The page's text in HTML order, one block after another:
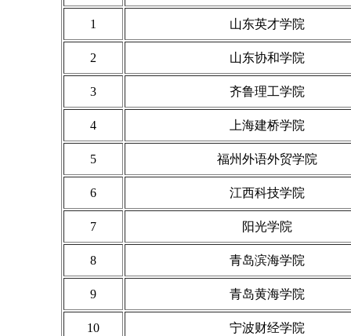
1 山东英才学院
2 山东协和学院
3 齐鲁理工学院
4 上海建桥学院
5 福州外语外贸学院
6 江西科技学院
7 阳光学院
8 青岛滨海学院
9 青岛黄海学院
10 宁波财经学院